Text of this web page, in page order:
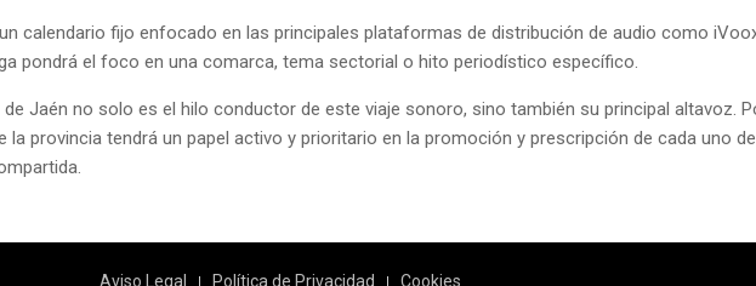
calendario fijo enfocado en las principales plataformas de distribución de audio como
pondrá el foco en una comarca, tema sectorial o hito periodístico específico.
Jaén no solo es el hilo conductor de este viaje sonoro, sino también su principal altavoz.
provincia tendrá un papel activo y prioritario en la promoción y prescripción de cada uno
Aviso Legal Política de Privacidad Cookies